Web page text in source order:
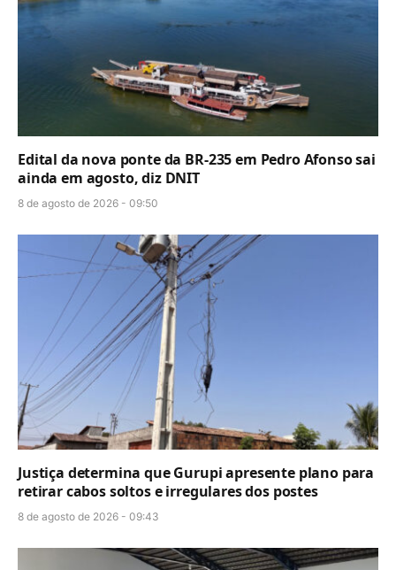
Edital da nova ponte da BR-235 em Pedro Afonso sai
ainda em agosto, diz DNIT
8 de agosto de 2026 - 09:50
Justiça determina que Gurupi apresente plano para
retirar cabos soltos e irregulares dos postes
8 de agosto de 2026 - 09:43